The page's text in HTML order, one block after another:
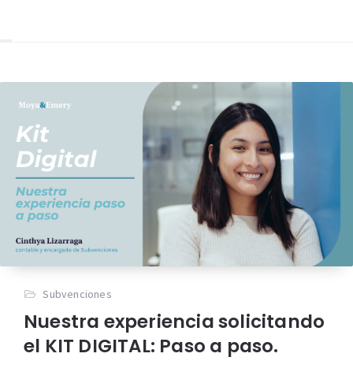
Subvenciones
Nuestra experiencia solicitando
el KIT DIGITAL: Paso a paso.